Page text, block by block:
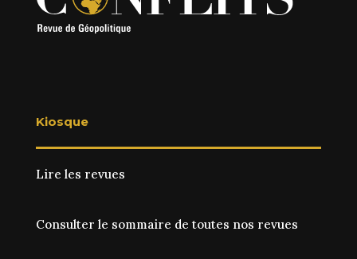
Kiosque
Lire les revues
Consulter le sommaire de toutes nos revues